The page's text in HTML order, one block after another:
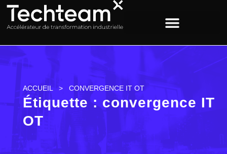
ACCUEIL > CONVERGENCE IT OT
Étiquette : convergence IT
OT